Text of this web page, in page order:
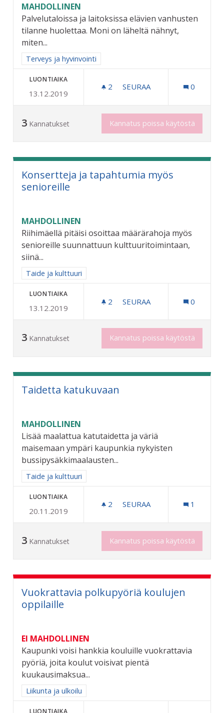
MAHDOLLINEN
Palvelutaloissa ja laitoksissa elävien vanhusten
tilanne huolettaa. Moni on läheltä nähnyt,
miten...
Rajaa tulokset aihepiirin mukaan: Terveys ja hyvinvointi
Terveys ja hyvinvointi
LUONTIAIKA
13.12.2019
2 2 SEURAAJAA
SEURAA 0
3 Kannatukset Kannatus poissa käytöstä
Konsertteja ja tapahtumia myös
senioreille
MAHDOLLINEN
Riihimäellä pitäisi osoittaa määrärahoja myös
senioreille suunnattuun kulttuuritoimintaan,
siinä...
Rajaa tulokset aihepiirin mukaan: Taide ja kulttuuri
Taide ja kulttuuri
LUONTIAIKA
13.12.2019
2 2 SEURAAJAA
SEURAA 0
3 Kannatukset Kannatus poissa käytöstä
Taidetta katukuvaan
MAHDOLLINEN
Lisää maalattua katutaidetta ja väriä
maisemaan ympäri kaupunkia nykyisten
bussipysäkkimaalausten...
Rajaa tulokset aihepiirin mukaan: Taide ja kulttuuri
Taide ja kulttuuri
LUONTIAIKA
20.11.2019
2 2 SEURAAJAA
SEURAA 1
3 Kannatukset Kannatus poissa käytöstä
Vuokrattavia polkupyöriä koulujen
oppilaille
EI MAHDOLLINEN
Kaupunki voisi hankkia kouluille vuokrattavia
pyöriä, joita koulut voisivat pientä
kuukausimaksua...
Rajaa tulokset aihepiirin mukaan: Liikunta ja ulkoilu
Liikunta ja ulkoilu
LUONTIAIKA